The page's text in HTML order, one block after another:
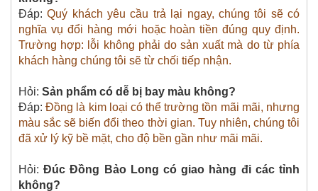
Đáp:Quý khách yêu cầu trả lại ngay, chúng tôi sẽ có
nghĩa vụ đổi hàng mới hoặc hoàn tiền đúng quy định.
Trường hợp: lỗi không phải do sản xuất mà do từ phía
khách hàng chúng tôi sẽ từ chối tiếp nhận.
Hỏi: Sản phẩm có dễ bị bay màu không?
Đáp:Đồng là kim loại có thể trường tồn mãi mãi, nhưng
màu sắc sẽ biến đổi theo thời gian. Tuy nhiên, chúng tôi
đã xử lý kỹ bề mặt, cho độ bền gần như mãi mãi.
Hỏi:Đúc Đồng Bảo Long có giao hàng đi các tỉnh
không?